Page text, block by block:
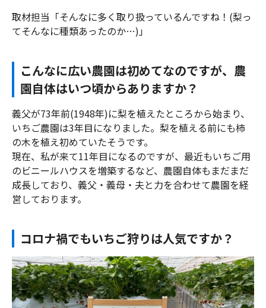
取材担当「そんなに多く取り扱っているんですね！(梨っ
てそんなに種類あったのか…)」
こんなに広い農園は初めてなのですが、農
園自体はいつ頃からありますか？
義父が73年前(1948年)に梨を植えたところから始まり、
いちご農園は3年目になりました。梨を植える前にも柿
の木を植え初めていたそうです。
現在、私が来て11年目になるのですが、最近もいちご用
のビニールハウスを増築するなど、農園自体もまだまだ
成長しており、義父・義母・夫と力を合わせて農園を経
営しております。
コロナ禍でもいちご狩りは人気ですか？